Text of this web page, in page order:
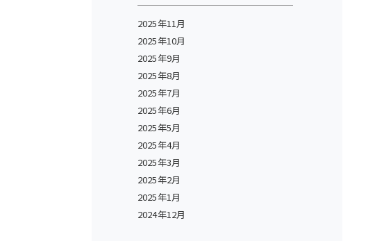
2025年11月
2025年10月
2025年9月
2025年8月
2025年7月
2025年6月
2025年5月
2025年4月
2025年3月
2025年2月
2025年1月
2024年12月